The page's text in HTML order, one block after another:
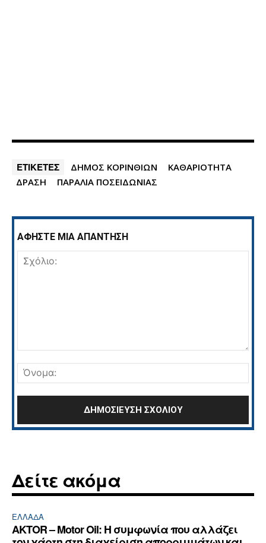
ΕΤΙΚΕΤΕΣ ΔΗΜΟΣ ΚΟΡΙΝΘΙΩΝ
ΚΑΘΑΡΙΟΤΗΤΑ
ΔΡΑΣΗ
ΠΑΡΑΛΙΑ ΠΟΣΕΙΔΩΝΙΑΣ
ΑΦΗΣΤΕ ΜΙΑ ΑΠΑΝΤΗΣΗ
Δείτε ακόμα
ΕΛΛΆΔΑ
AKTOR – Motor Oil: Η συμφωνία που αλλάζει